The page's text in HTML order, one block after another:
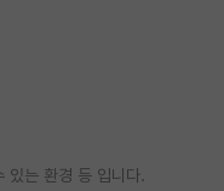
있는 환경 등 입니다.